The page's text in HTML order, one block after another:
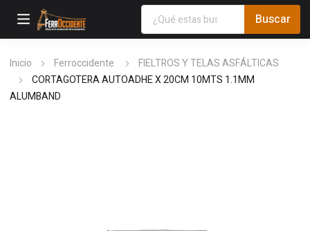
Inicio Ferroccidente
FIELTROS Y TELAS ASFÁLTICAS
CORTAGOTERA AUTOADHE X 20CM 10MTS 1.1MM
ALUMBAND